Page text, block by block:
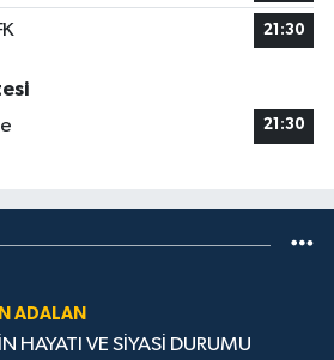
21:30
21:30
ADALAN
HAYATI VE SİYASİ DURUMU